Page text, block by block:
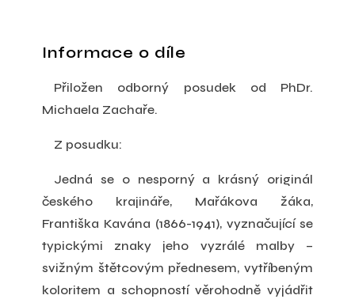
Informace o díle
Přiložen odborný posudek od PhDr.
Michaela Zachaře.
Z posudku:
Jedná se o nesporný a krásný originál
českého krajináře, Mařákova žáka,
Františka Kavána (1866-1941), vyznačující se
typickými znaky jeho vyzrálé malby –
svižným štětcovým přednesem, vytříbeným
koloritem a schopností věrohodně vyjádřit